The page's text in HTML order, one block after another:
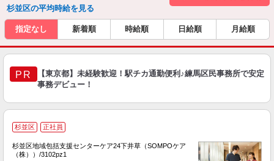
杉並区の平均時給を見る
指定なし 新着順 時給順 日給順 月給順
PR
【東京都】未経験歓迎！駅チカ通勤便利♪練馬区民事務所で安定
事務デビュー！
杉並区 正社員
杉並区地域包括支援センターケア24下井草（SOMPOケア
（株））/3102pz1